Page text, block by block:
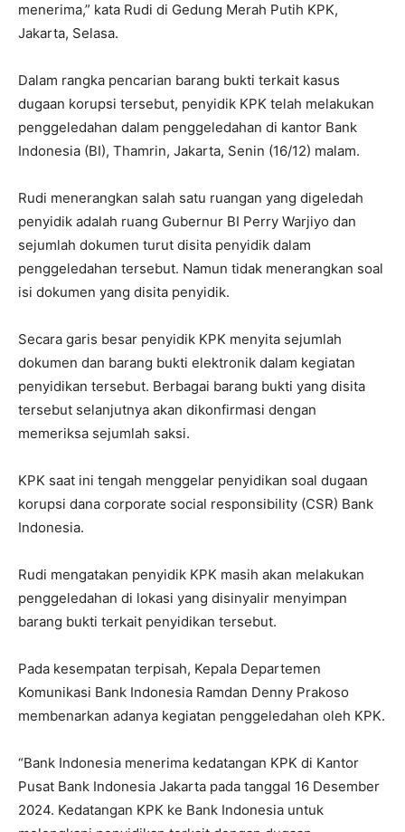
menerima,” kata Rudi di Gedung Merah Putih KPK,
Jakarta, Selasa.
Dalam rangka pencarian barang bukti terkait kasus
dugaan korupsi tersebut, penyidik KPK telah melakukan
penggeledahan dalam penggeledahan di kantor Bank
Indonesia (BI), Thamrin, Jakarta, Senin (16/12) malam.
Rudi menerangkan salah satu ruangan yang digeledah
penyidik adalah ruang Gubernur BI Perry Warjiyo dan
sejumlah dokumen turut disita penyidik dalam
penggeledahan tersebut. Namun tidak menerangkan soal
isi dokumen yang disita penyidik.
Secara garis besar penyidik KPK menyita sejumlah
dokumen dan barang bukti elektronik dalam kegiatan
penyidikan tersebut. Berbagai barang bukti yang disita
tersebut selanjutnya akan dikonfirmasi dengan
memeriksa sejumlah saksi.
KPK saat ini tengah menggelar penyidikan soal dugaan
korupsi dana corporate social responsibility (CSR) Bank
Indonesia.
Rudi mengatakan penyidik KPK masih akan melakukan
penggeledahan di lokasi yang disinyalir menyimpan
barang bukti terkait penyidikan tersebut.
Pada kesempatan terpisah, Kepala Departemen
Komunikasi Bank Indonesia Ramdan Denny Prakoso
membenarkan adanya kegiatan penggeledahan oleh KPK.
“Bank Indonesia menerima kedatangan KPK di Kantor
Pusat Bank Indonesia Jakarta pada tanggal 16 Desember
2024. Kedatangan KPK ke Bank Indonesia untuk